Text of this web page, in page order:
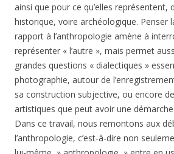
ainsi que pour ce qu’elles représentent,
historique, voire archéologique. Penser
rapport à l’anthropologie amène à
représenter « l’autre », mais permet
grandes questions « dialectiques »
photographie, autour de
sa construction subjective, ou encore
artistiques que peut avoir une
Dans ce travail, nous remontons aux
l’anthropologie, c’est-à-dire non